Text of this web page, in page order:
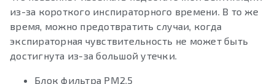
из-за короткого инспираторного времени. В то же
время, можно предотвратить случаи, когда
экспираторная чувствительность не может быть
достигнута из-за большой утечки.
Блок фильтра PM2.5